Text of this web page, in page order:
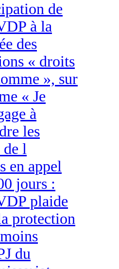
de
à la
des
« droits
», sur
« Je
à
les
de l
en appel
jours :
plaide
protection
du